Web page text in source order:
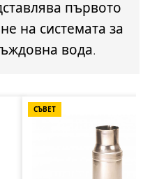
първото
на системата за
вода.
СЪВЕТ